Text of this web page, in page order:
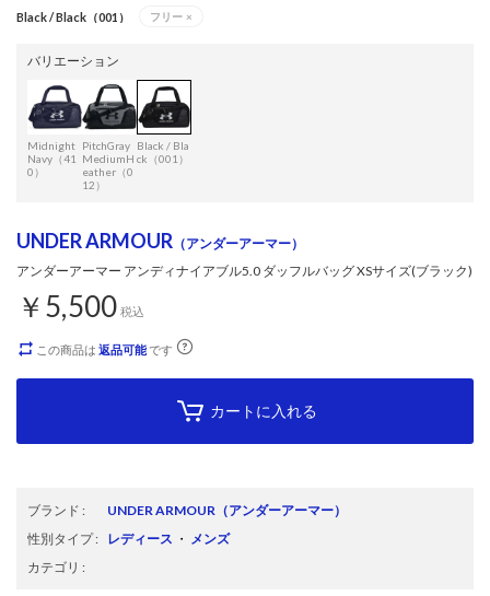
Black / Black（001） フリー ×
バリエーション
Midnight
Navy（41
0）
PitchGray
MediumH
eather（0
12）
Black / Bla
ck（001）
UNDER ARMOUR （アンダーアーマー）
アンダーアーマー アンディナイアブル5.0 ダッフルバッグ XSサイズ(ブラック)
￥5,500 税込
この商品は 返品可能です
カートに入れる
ブランド : UNDER ARMOUR （アンダーアーマー）
性別タイプ: レディース ・ メンズ
カテゴリ :